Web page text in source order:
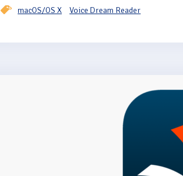
macOS/OS X Voice Dream Reader